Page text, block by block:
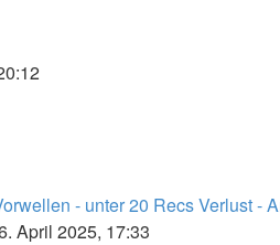
- unter 20 Recs Verlust -
April 2025, 17:33